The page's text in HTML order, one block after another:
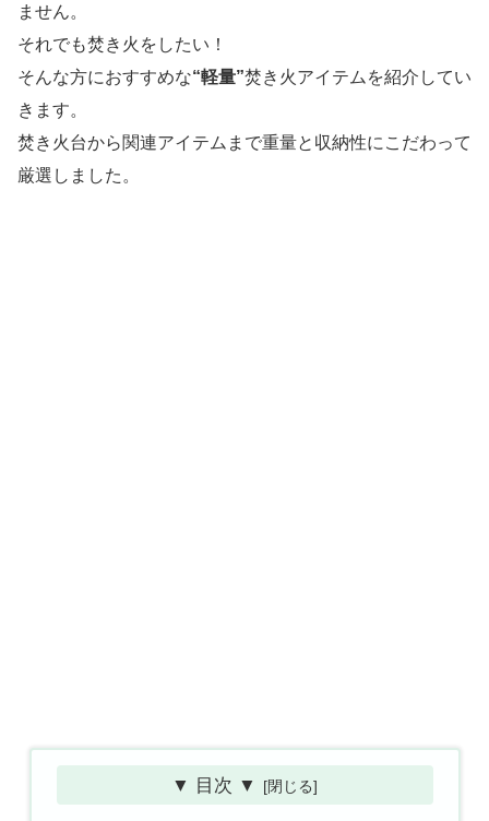
ません。
それでも焚き火をしたい！
そんな方におすすめな“軽量”焚き火アイテムを紹介してい
きます。
焚き火台から関連アイテムまで重量と収納性にこだわって
厳選しました。
▼ 目次 ▼